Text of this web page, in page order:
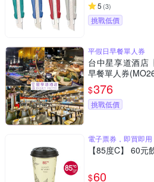
5 (3)
挑戰低價
平假日早餐單人券
台中星享道酒店
早餐單人券
$376
挑戰低價
電子票券，即買即用
【85度C】 60元
$60